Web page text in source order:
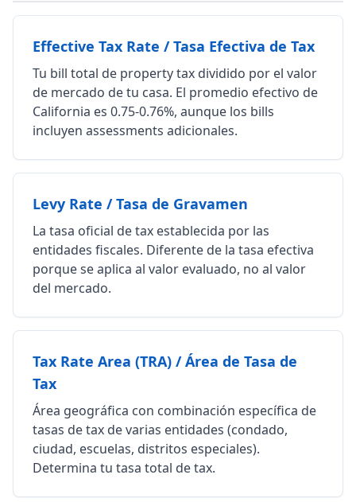
Effective Tax Rate / Tasa Efectiva de Tax
Tu bill total de property tax dividido por el valor
de mercado de tu casa. El promedio efectivo de
California es 0.75-0.76%, aunque los bills
incluyen assessments adicionales.
Levy Rate / Tasa de Gravamen
La tasa oficial de tax establecida por las
entidades fiscales. Diferente de la tasa efectiva
porque se aplica al valor evaluado, no al valor
del mercado.
Tax Rate Area (TRA) / Área de Tasa de
Tax
Área geográfica con combinación específica de
tasas de tax de varias entidades (condado,
ciudad, escuelas, distritos especiales).
Determina tu tasa total de tax.